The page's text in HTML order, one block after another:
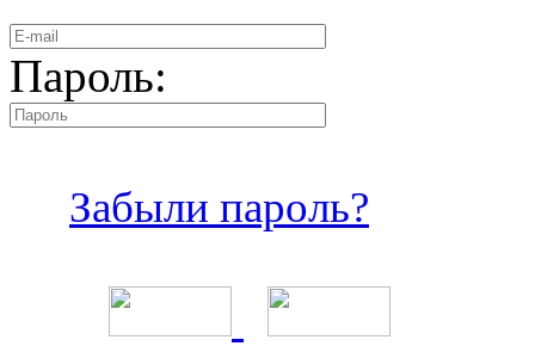
Пароль:
Забыли пароль?